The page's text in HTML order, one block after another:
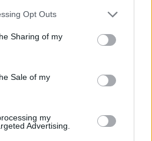
Opt Outs
Sharing of my
Sale of my
my
Advertising.